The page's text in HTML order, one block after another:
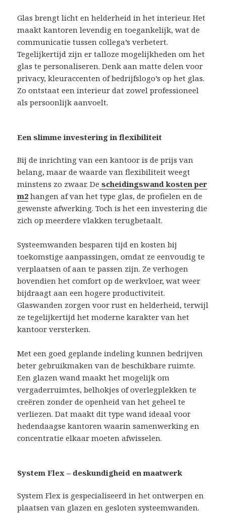
Glas brengt licht en helderheid in het interieur. Het
maakt kantoren levendig en toegankelijk, wat de
communicatie tussen collega’s verbetert.
Tegelijkertijd zijn er talloze mogelijkheden om het
glas te personaliseren. Denk aan matte delen voor
privacy, kleuraccenten of bedrijfslogo’s op het glas.
Zo ontstaat een interieur dat zowel professioneel
als persoonlijk aanvoelt.
Een slimme investering in flexibiliteit
Bij de inrichting van een kantoor is de prijs van
belang, maar de waarde van flexibiliteit weegt
minstens zo zwaar. De scheidingswand kosten per
m2 hangen af van het type glas, de profielen en de
gewenste afwerking. Toch is het een investering die
zich op meerdere vlakken terugbetaalt.
Systeemwanden besparen tijd en kosten bij
toekomstige aanpassingen, omdat ze eenvoudig te
verplaatsen of aan te passen zijn. Ze verhogen
bovendien het comfort op de werkvloer, wat weer
bijdraagt aan een hogere productiviteit.
Glaswanden zorgen voor rust en helderheid, terwijl
ze tegelijkertijd het moderne karakter van het
kantoor versterken.
Met een goed geplande indeling kunnen bedrijven
beter gebruikmaken van de beschikbare ruimte.
Een glazen wand maakt het mogelijk om
vergaderruimtes, belhokjes of overlegplekken te
creëren zonder de openheid van het geheel te
verliezen. Dat maakt dit type wand ideaal voor
hedendaagse kantoren waarin samenwerking en
concentratie elkaar moeten afwisselen.
System Flex – deskundigheid en maatwerk
System Flex is gespecialiseerd in het ontwerpen en
plaatsen van glazen en gesloten systeemwanden.